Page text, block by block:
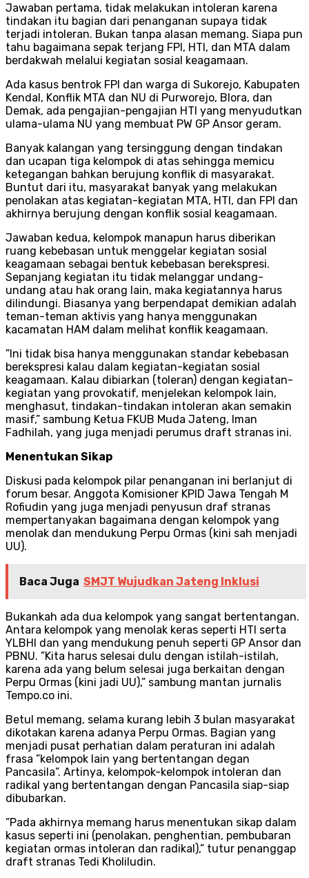
Jawaban pertama, tidak melakukan intoleran karena
tindakan itu bagian dari penanganan supaya tidak
terjadi intoleran. Bukan tanpa alasan memang. Siapa pun
tahu bagaimana sepak terjang FPI, HTI, dan MTA dalam
berdakwah melalui kegiatan sosial keagamaan.
Ada kasus bentrok FPI dan warga di Sukorejo, Kabupaten
Kendal, Konflik MTA dan NU di Purworejo, Blora, dan
Demak, ada pengajian-pengajian HTI yang menyudutkan
ulama-ulama NU yang membuat PW GP Ansor geram.
Banyak kalangan yang tersinggung dengan tindakan
dan ucapan tiga kelompok di atas sehingga memicu
ketegangan bahkan berujung konflik di masyarakat.
Buntut dari itu, masyarakat banyak yang melakukan
penolakan atas kegiatan-kegiatan MTA, HTI, dan FPI dan
akhirnya berujung dengan konflik sosial keagamaan.
Jawaban kedua, kelompok manapun harus diberikan
ruang kebebasan untuk menggelar kegiatan sosial
keagamaan sebagai bentuk kebebasan berekspresi.
Sepanjang kegiatan itu tidak melanggar undang-
undang atau hak orang lain, maka kegiatannya harus
dilindungi. Biasanya yang berpendapat demikian adalah
teman-teman aktivis yang hanya menggunakan
kacamatan HAM dalam melihat konflik keagamaan.
”Ini tidak bisa hanya menggunakan standar kebebasan
berekspresi kalau dalam kegiatan-kegiatan sosial
keagamaan. Kalau dibiarkan (toleran) dengan kegiatan-
kegiatan yang provokatif, menjelekan kelompok lain,
menghasut, tindakan-tindakan intoleran akan semakin
masif,” sambung Ketua FKUB Muda Jateng, Iman
Fadhilah, yang juga menjadi perumus draft stranas ini.
Menentukan Sikap
Diskusi pada kelompok pilar penanganan ini berlanjut di
forum besar. Anggota Komisioner KPID Jawa Tengah M
Rofiudin yang juga menjadi penyusun draf stranas
mempertanyakan bagaimana dengan kelompok yang
menolak dan mendukung Perpu Ormas (kini sah menjadi
UU).
Baca Juga SMJT Wujudkan Jateng Inklusi
Bukankah ada dua kelompok yang sangat bertentangan.
Antara kelompok yang menolak keras seperti HTI serta
YLBHI dan yang mendukung penuh seperti GP Ansor dan
PBNU. ”Kita harus selesai dulu dengan istilah-istilah,
karena ada yang belum selesai juga berkaitan dengan
Perpu Ormas (kini jadi UU),” sambung mantan jurnalis
Tempo.co ini.
Betul memang, selama kurang lebih 3 bulan masyarakat
dikotakan karena adanya Perpu Ormas. Bagian yang
menjadi pusat perhatian dalam peraturan ini adalah
frasa ”kelompok lain yang bertentangan degan
Pancasila”. Artinya, kelompok-kelompok intoleran dan
radikal yang bertentangan dengan Pancasila siap-siap
dibubarkan.
”Pada akhirnya memang harus menentukan sikap dalam
kasus seperti ini (penolakan, penghentian, pembubaran
kegiatan ormas intoleran dan radikal),” tutur penanggap
draft stranas Tedi Kholiludin.